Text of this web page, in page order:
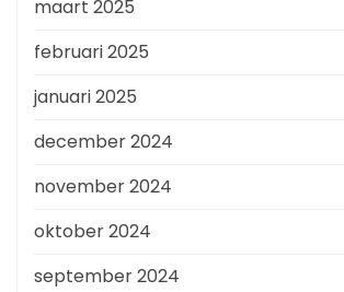
maart 2025
februari 2025
januari 2025
december 2024
november 2024
oktober 2024
september 2024